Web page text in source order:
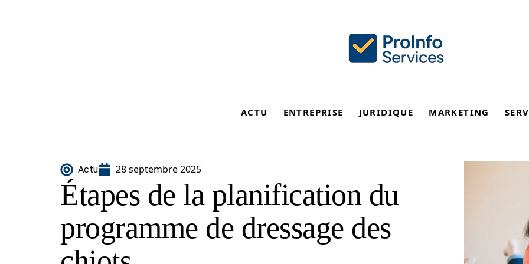
ACTU ENTREPRISE JURIDIQUE MARKETING
Actu 28 septembre 2025
Étapes de la planification du
programme de dressage des